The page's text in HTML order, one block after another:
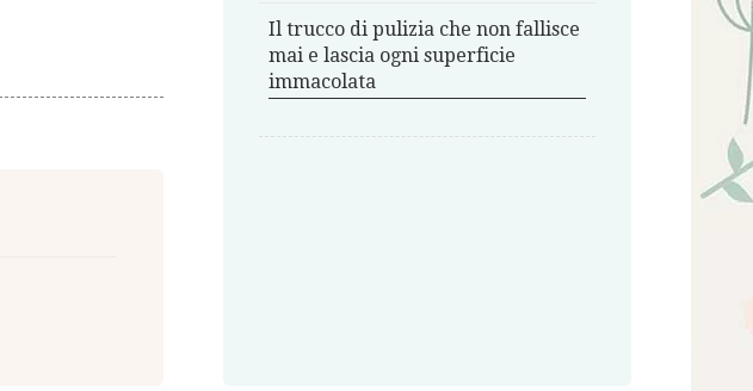
Il trucco di pulizia che non fallisce
mai e lascia ogni superficie
immacolata